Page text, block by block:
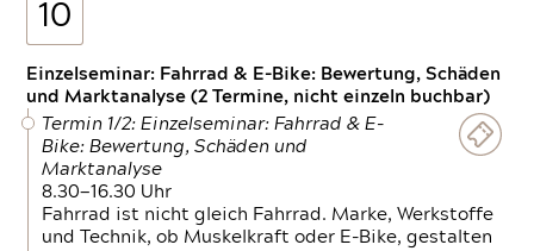
10
Einzelseminar: Fahrrad & E-Bike: Bewertung, Schäden
und Marktanalyse (2 Termine, nicht einzeln buchbar)
Termin 1/2: Einzelseminar: Fahrrad & E-
Bike: Bewertung, Schäden und
Marktanalyse
8.30—16.30 Uhr
Fahrrad ist nicht gleich Fahrrad. Marke, Werkstoffe
und Technik, ob Muskelkraft oder E-Bike, gestalten